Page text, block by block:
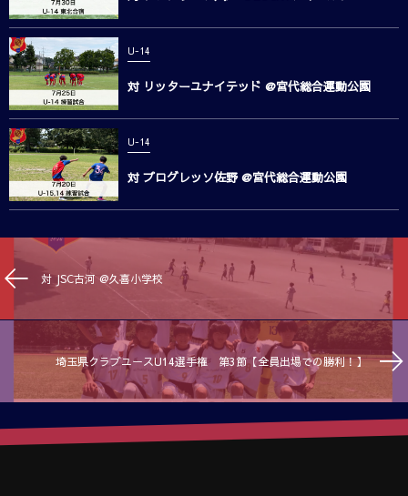
U-14
対 リッターユナイテッド @宮代総合運動公園
U-14
対 プログレッソ佐野 @宮代総合運動公園
対 JSC古河 @久喜小学校
埼玉県クラブユースU14選手権 第3節【全員出場での勝利！】